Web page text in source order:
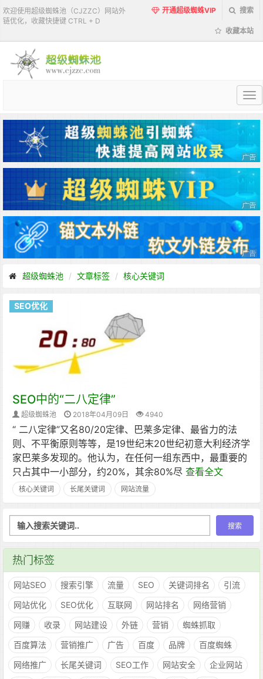
欢迎使用超级蜘蛛池（CJZZC）网站外
链优化，收藏快捷键 CTRL + D
开通超级蜘蛛VIP 搜索
收藏本站
超
蜘
蛛
池
超级蜘蛛池 文章标签 核心关键词
SEO优化
SEO中的“二八定律”
超级蜘蛛池 2018年04月09日 4940
“ 二八定律”又名80/20定律、巴莱多定律、最省力的法
则、不平衡原则等等，是19世纪末20世纪初意大利经济学
家巴莱多发现的。他认为，在任何一组东西中，最重要的
只占其中一小部分，约20%，其余80%尽 查看全文
核心关键词 长尾关键词 网站流量
热门标签
网站SEO 搜索引擎 流量 SEO 关键词排名
引流
网站优化
SEO优化 互联网 网站排名
网络营销
网赚
收录 网站建设 外链 营销
蜘蛛抓取
百度算法
营销推广 广告 百度 品牌
百度蜘蛛
网络推广
长尾关键词 SEO工作 网站安全
企业网站